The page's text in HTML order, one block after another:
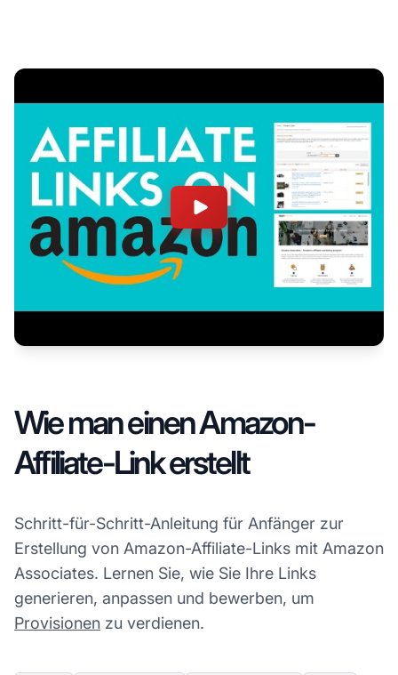
Wie man einen Amazon-
Affiliate-Link erstellt
Schritt-für-Schritt-Anleitung für Anfänger zur
Erstellung von Amazon-Affiliate-Links mit Amazon
Associates. Lernen Sie, wie Sie Ihre Links
generieren, anpassen und bewerben, um
Provisionen zu verdienen.